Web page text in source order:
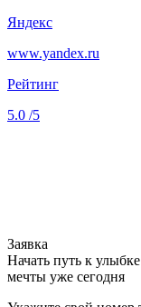
Яндекс
www.yandex.ru
Рейтинг
5.0 /5
Заявка
Начать путь к улыбке
мечты уже сегодня